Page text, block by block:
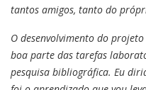
tantos amigos, tanto do
O desenvolvimento do
boa parte das tarefas
pesquisa bibliográfica. Eu